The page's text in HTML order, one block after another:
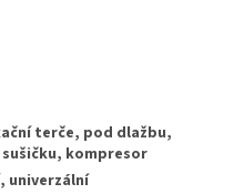
terče, pod dlažbu,
kompresor
univerzální